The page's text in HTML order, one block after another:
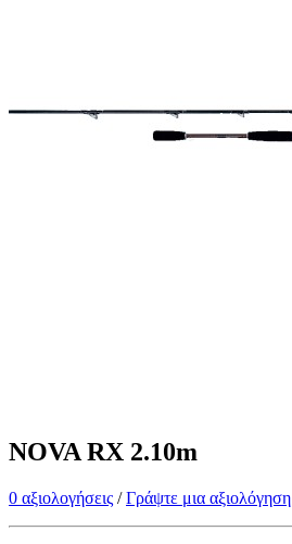
NOVA RX 2.10m
0 αξιολογήσεις /Γράψτε μια αξιολόγηση